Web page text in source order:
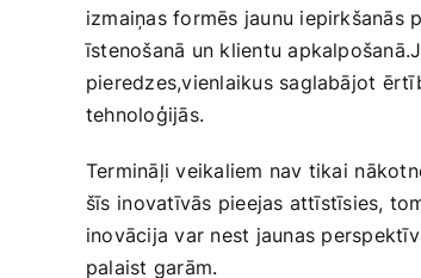
‌izmaiņas formēs jaunu iepirkšanās
īstenošanā un klientu
pieredzes,vienlaikus saglabājot
tehnoloģijās.
Termināļi veikaliem‍ nav ‌tikai
‍šīs⁢ inovatīvās ​pieejas‌ attīstīsies,
inovācija var nest jaunas⁣
palaist garām.